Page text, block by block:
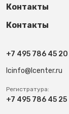
Контакты
Контакты
+7 495 786 45 20
lcinfo@lcenter.ru
Регистратура:
+7 495 786 45 25